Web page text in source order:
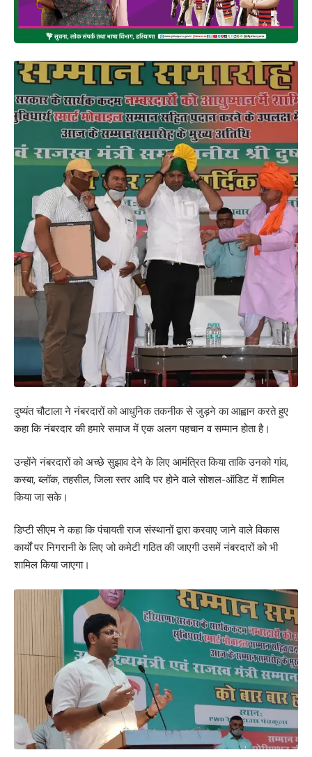
दुष्यंत चौटाला ने नंबरदारों को आधुनिक तकनीक से जुड़ने का आह्वान करते हुए
कहा कि नंबरदार की हमारे समाज में एक अलग पहचान व सम्मान होता है।
उन्होंने नंबरदारों को अच्छे सुझाव देने के लिए आमंत्रित किया ताकि उनको गांव,
कस्बा, ब्लॉक, तहसील, जिला स्तर आदि पर होने वाले सोशल-ऑडिट में शामिल
किया जा सके।
डिप्टी सीएम ने कहा कि पंचायती राज संस्थानों द्वारा करवाए जाने वाले विकास
कार्यों पर निगरानी के लिए जो कमेटी गठित की जाएगी उसमें नंबरदारों को भी
शामिल किया जाएगा।